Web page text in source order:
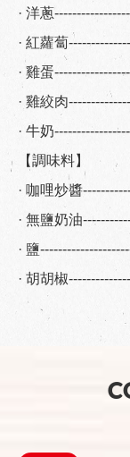
· 洋蔥
· 紅蘿蔔
· 雞蛋
· 雞絞肉
· 牛奶
【調味料】
· 咖哩炒醬
· 無鹽奶油
· 鹽
· 胡胡椒